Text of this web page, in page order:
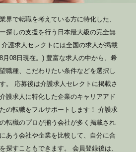
界で転職を考えている方に特化した、
探しの支援を行う日本最大級の完全無
護求人セレクトには全国の求人が掲載
月08日現在。) 豊富な求人の中から、希
職種、こだわりたい条件などを選択し
。 応募後は介護求人セレクトに掲載さ
護求人に特化した企業のキャリアアド
の転職をフルサポートします！ 介護求
転職のプロが揃う会社が多く掲載され
あう会社や企業を比較して、自分に合
探すこともできます。 会員登録後は、